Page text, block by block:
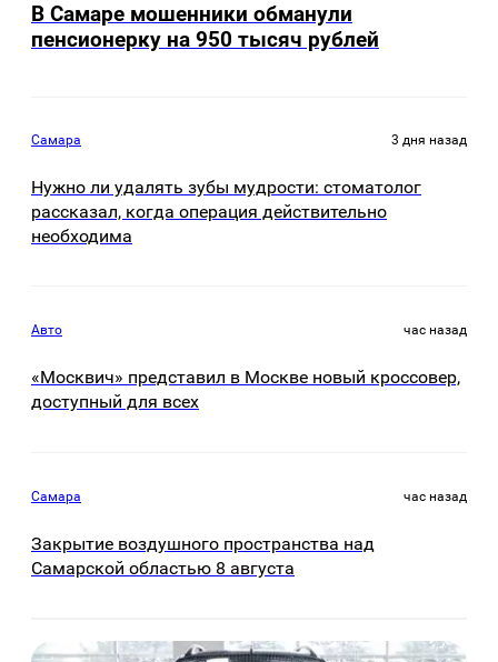
В Самаре мошенники обманули
пенсионерку на 950 тысяч рублей
Самара 3 дня назад
Нужно ли удалять зубы мудрости: стоматолог
рассказал, когда операция действительно
необходима
Авто час назад
«Москвич» представил в Москве новый кроссовер,
доступный для всех
Самара час назад
Закрытие воздушного пространства над
Самарской областью 8 августа